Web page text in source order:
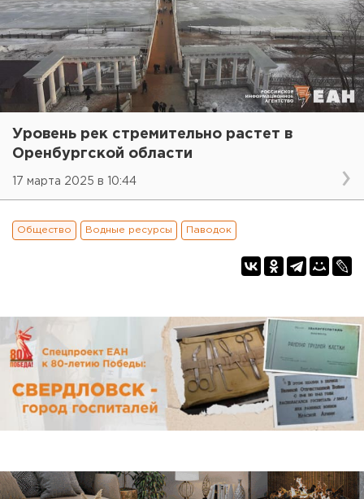
Уровень рек стремительно растет в
Оренбургской области
17 марта 2025 в 10:44
Общество Водные ресурсы Паводок